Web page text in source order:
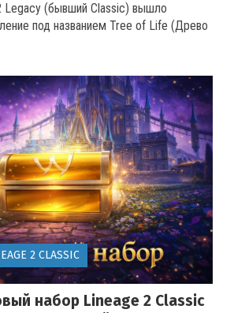
Legacy (бывший Classic) вышло
под названием Tree of Life (Древо
2 CLASSIC
набор Lineage 2 Classic